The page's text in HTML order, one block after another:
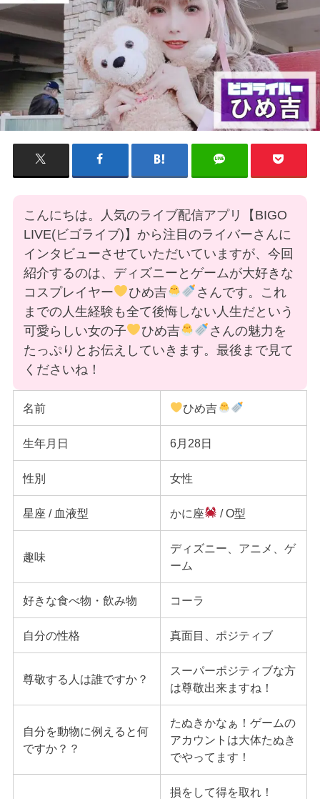
こんにちは。人気のライブ配信アプリ【BIGO
LIVE(ビゴライブ)】から注目のライバーさんに
インタビューさせていただいていますが、今回
紹介するのは、ディズニーとゲームが大好きな
コスプレイヤー
ひめ吉
さんです。これ
までの人生経験も全て後悔しない人生だという
可愛らしい女の子
ひめ吉
さんの魅力を
たっぷりとお伝えしていきます。最後まで見て
くださいね！
名前 ひめ吉
生年月日 6月28日
性別 女性
星座 / 血液型 かに座 / O型
趣味
ディズニー、アニメ、ゲ
ーム
好きな食べ物・飲み物 コーラ
自分の性格 真面目、ポジティブ
尊敬する人は誰ですか？
スーパーポジティブな方
は尊敬出来ますね！
自分を動物に例えると何
ですか？？
たぬきかなぁ！ゲームの
アカウントは大体たぬき
でやってます！
損をして得を取れ！